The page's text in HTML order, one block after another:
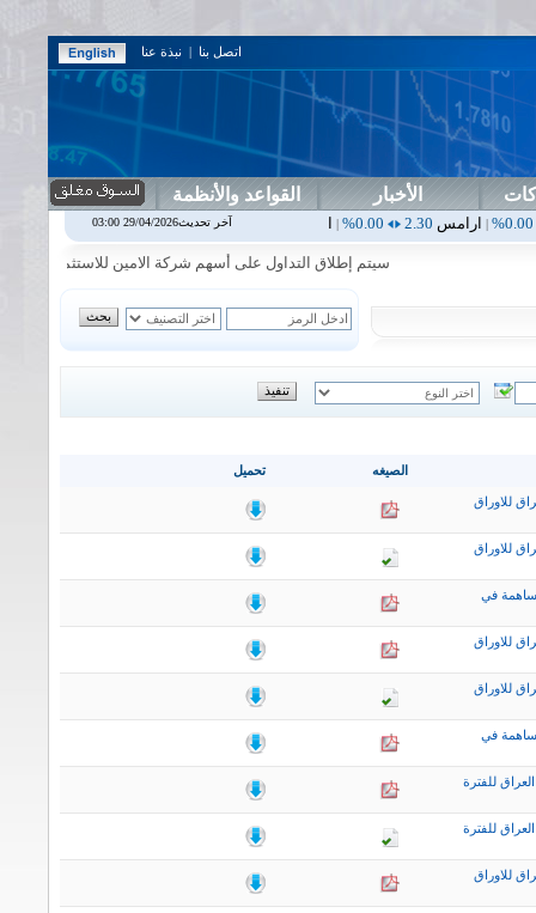
اتصل بنا | نبذة عنا
الأخبار القواعد والأنظمة
2.30
0.00%
|اربيل0.00
0.00% اس بنك0.00
0.00%
|اسفنج
سيتم إطلاق التداول على أسهم شركة الامين للاستثمار المالي في
تحميل الصيغه
للاوراق
للاوراق
في
للاوراق
للاوراق
في
للفترة
للفترة
للاوراق